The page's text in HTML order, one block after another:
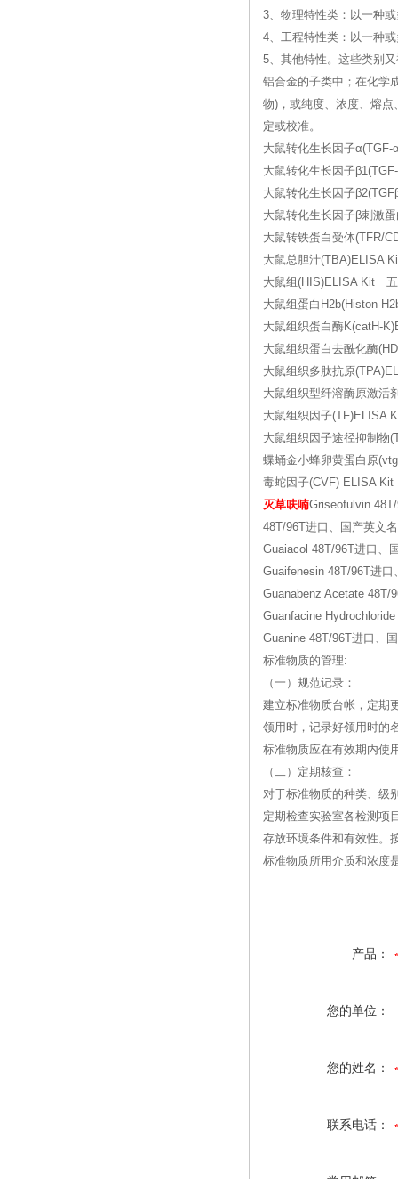
3、物理特性类：以一种
4、工程特性类：以一种
5、其他特性。这些类别
铝合金的子类中；在化学
物)，或纯度、浓度、熔
定或校准。
大鼠转化生长因子
大鼠转化生长因子
大鼠转化生长因子
大鼠转化生长因子β刺激
大鼠转铁蛋白受体(TFR/
大鼠总胆汁(TBA)ELISA
大鼠组(HIS)ELISA Kit
大鼠组蛋白H2b(Histon-
大鼠组织蛋白酶K(catH-
大鼠组织蛋白去酰化酶
大鼠组织多肽抗原
大鼠组织型纤溶酶原激
大鼠组织因子(TF)ELISA
大鼠组织因子途径抑制
蝶蛹金小蜂卵黄蛋白原
毒蛇因子(CVF) ELISA
灭草呋喃Griseofulvin
48T/96T进口、国产英文
Guaiacol 48T/96T进口、
Guaifenesin 48T/96T进
Guanabenz Acetate 48T/
Guanfacine
Guanine 48T/96T进口、
标准物质的管理:
（一）规范记录：
建立标准物质台帐，定期
领用时，记录好领用时的
标准物质应在有效期内使
（二）定期核查：
对于标准物质的种类、级
定期检查实验室各检测项
存放环境条件和有效性。
标准物质所用介质和浓度
产品：
您的单位：
您的姓名：
联系电话：